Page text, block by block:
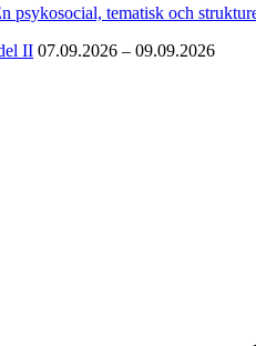
tematisk och
II 07.09.2026 – 09.09.2026